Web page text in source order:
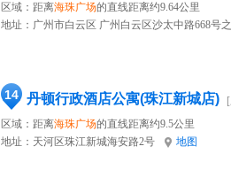
区域：距离海珠广场的直线距离约9.64公里
地址： 广州市白云区 广州白云区沙太中路668号
14 丹顿行政酒店公寓(珠江新城店)
区域：距离海珠广场的直线距离约9.5公里
地址： 天河区珠江新城海安路2号 地图